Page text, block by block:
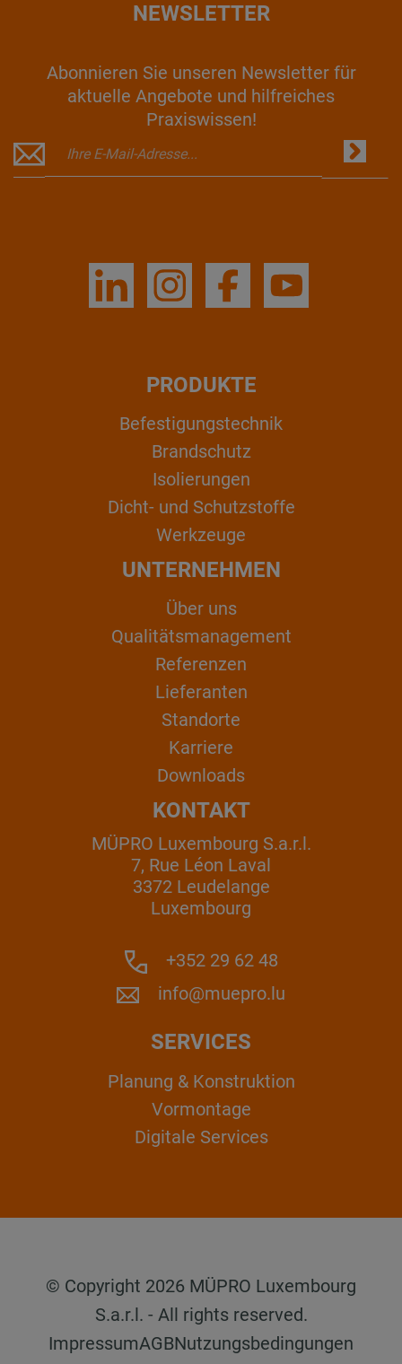
NEWSLETTER
Abonnieren Sie unseren Newsletter für
aktuelle Angebote und hilfreiches
Praxiswissen!
PRODUKTE
Befestigungstechnik
Brandschutz
Isolierungen
Dicht- und Schutzstoffe
Werkzeuge
UNTERNEHMEN
Über uns
Qualitätsmanagement
Referenzen
Lieferanten
Standorte
Karriere
Downloads
KONTAKT
MÜPRO Luxembourg S.a.r.l.
7, Rue Léon Laval
3372 Leudelange
Luxembourg
+352 29 62 48
info@muepro.lu
SERVICES
Planung & Konstruktion
Vormontage
Digitale Services
© Copyright 2026 MÜPRO Luxembourg
S.a.r.l. - All rights reserved.
ImpressumAGBNutzungsbedingungen